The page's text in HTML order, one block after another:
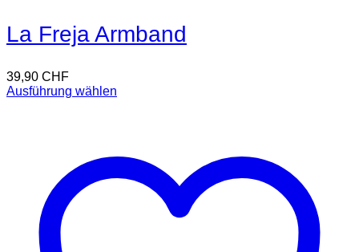
La Freja Armband
39,90 CHF
Ausführung wählen